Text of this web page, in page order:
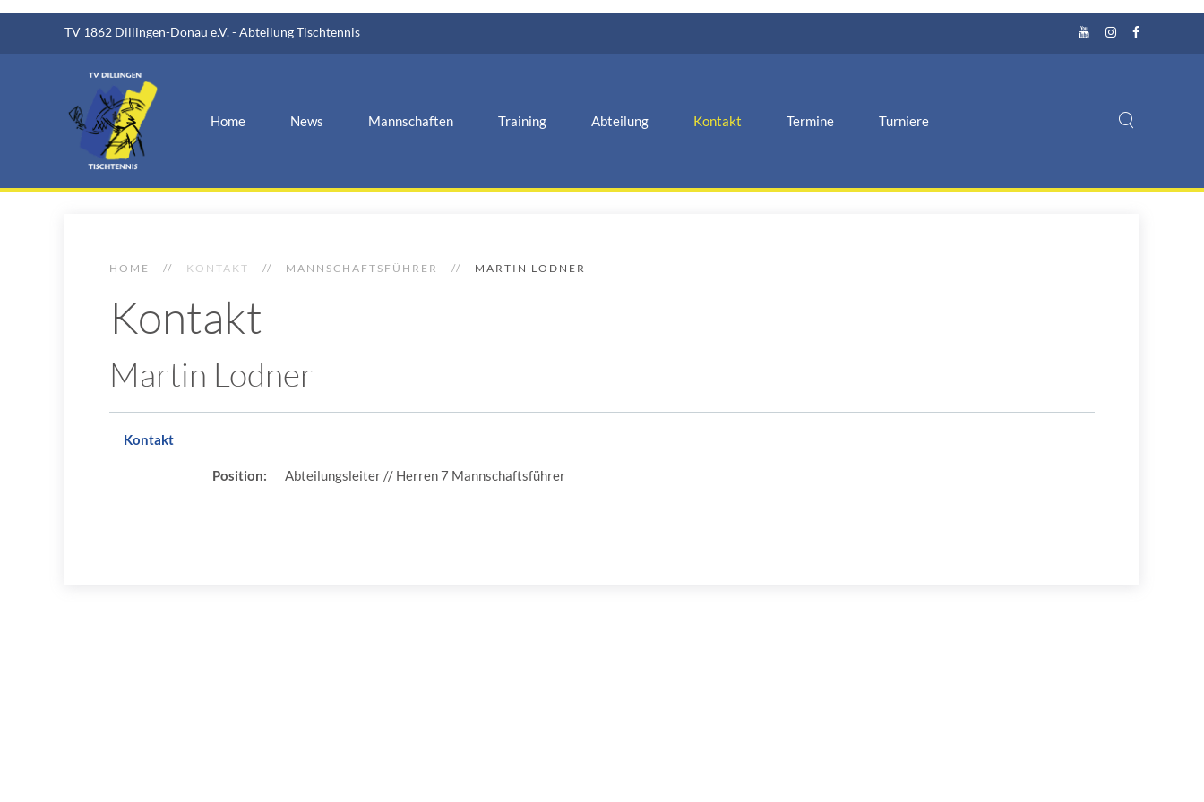
TV 1862 Dillingen-Donau e.V. - Abteilung Tischtennis
Home News Mannschaften Training Abteilung Kontakt Termine Turniere
HOME KONTAKT MANNSCHAFTSFÜHRER MARTIN LODNER
Kontakt
Martin Lodner
Kontakt
Position: Abteilungsleiter // Herren 7 Mannschaftsführer